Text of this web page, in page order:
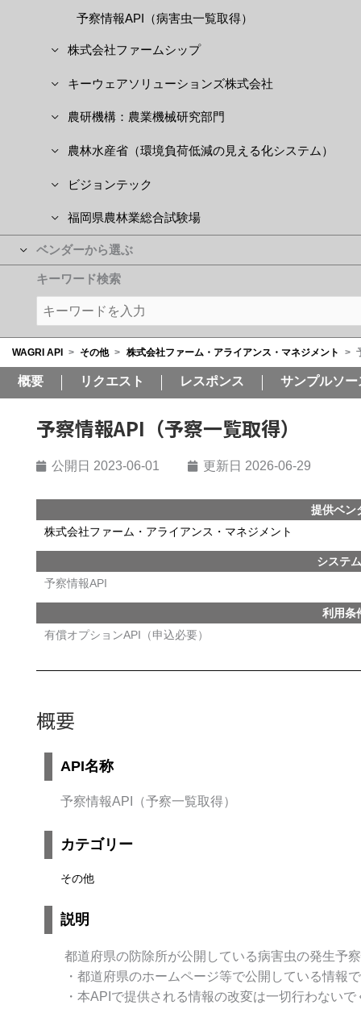
予察情報API（病害虫一覧取得）
株式会社ファームシップ
キーウェアソリューションズ株式会社
農研機構：農業機械研究部門
農林水産省（環境負荷低減の見える化システム）
ビジョンテック
福岡県農林業総合試験場
ベンダーから選ぶ
キーワード検索
WAGRI API > その他 > 株式会社ファーム・アライアンス・マネジメント >
概要 リクエスト レスポンス サンプルソ
予察情報API（予察一覧取得）
公開日 2023-06-01 更新日 2026-06-29
提供ベン
株式会社ファーム・アライアンス・マネジメント
システ
予察情報API
利用条
有償オプションAPI（申込必要）
概要
API名称
予察情報API（予察一覧取得）
カテゴリー
その他
説明
都道府県の防除所が公開している病害虫の発生予
・都道府県のホームページ等で公開している情報
・本APIで提供される情報の改変は一切行わないで